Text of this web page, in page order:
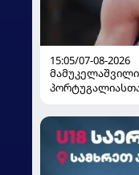
15:05/07-08-2026